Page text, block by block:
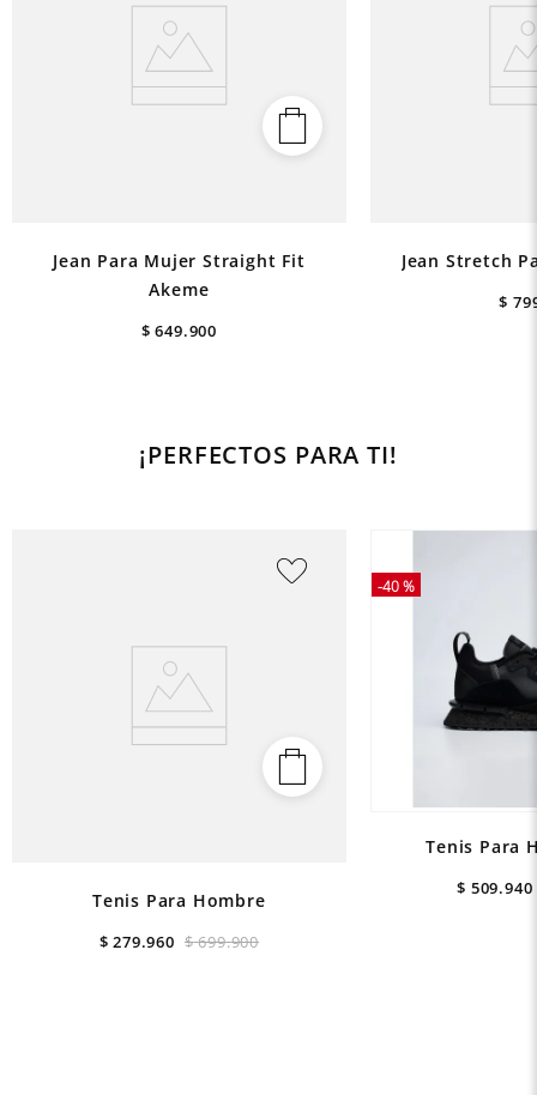
Jean Para Mujer Straight Fit
Akeme
$ 649.900
Jean Stretch
$
¡PERFECTOS PARA TI!
Tenis Para Hombre
$ 699.900
$ 279.960
-40 %
Tenis Para
$ 509.940